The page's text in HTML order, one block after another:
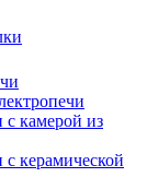
с камерой из
керамической